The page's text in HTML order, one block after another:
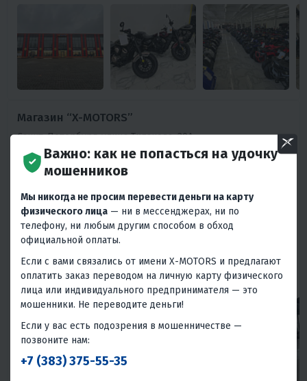
Магазин “X-MOTORS”
Санкт-Петербург, улица Типанова, 30А
Ежедневно 10:00-19:00
Телефоны:
Ежедневно 10:00-19:00
Важно: как не попасться на удочку
мошенников
Мы никогда не просим перевести деньги на карту
физического лица — ни в мессенджерах, ни по
телефону, ни любым другим способом в обход
официальной оплаты.
Если с вами связались от имени X-MOTORS и предлагают
оплатить заказ переводом на личную карту физического
лица или индивидуального предпринимателя — это
мошенники. Не переводите деньги!
Если у вас есть подозрения в мошенничестве —
позвоните нам:
+7 (383) 375-55-35